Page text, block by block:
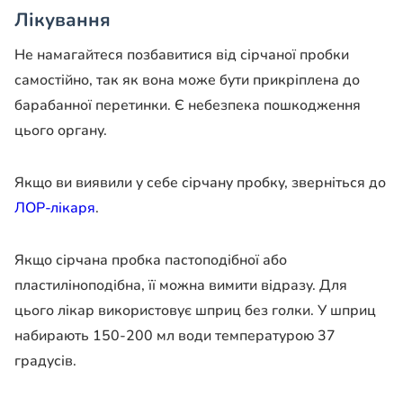
Лікування
Не намагайтеся позбавитися від сірчаної пробки
самостійно, так як вона може бути прикріплена до
барабанної перетинки. Є небезпека пошкодження
цього органу.
Якщо ви виявили у себе сірчану пробку, зверніться до
ЛОР-лікаря.
Якщо сірчана пробка пастоподібної або
пластиліноподібна, її можна вимити відразу. Для
цього лікар використовує шприц без голки. У шприц
набирають 150-200 мл води температурою 37
градусів.